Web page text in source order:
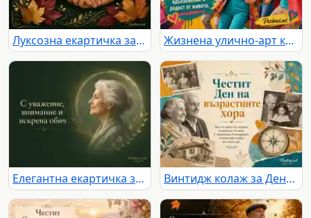
Луксозна екартичка за Световния ден на възрастните хора Жизнена улично-арт картичка за Деня на възрастните хора
Елегантна екартичка за Световния ден на възрастните хора с уважение и обич Винтидж колаж за Деня на възрастните хора с дом, памет и компас